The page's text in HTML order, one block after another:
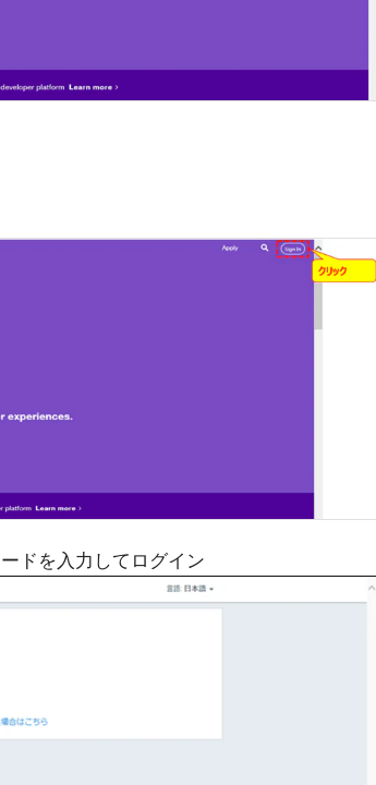
ドを入力してログイン